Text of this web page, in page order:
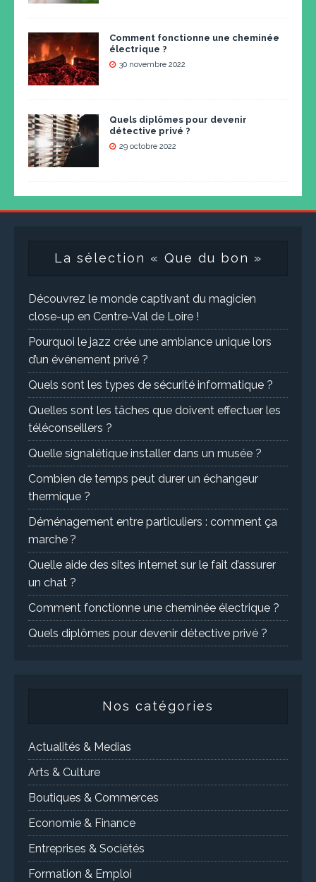
Comment fonctionne une cheminée
électrique ?
30 novembre 2022
Quels diplômes pour devenir
détective privé ?
29 octobre 2022
La sélection « Que du bon »
Découvrez le monde captivant du magicien
close-up en Centre-Val de Loire !
Pourquoi le jazz crée une ambiance unique lors
d’un événement privé ?
Quels sont les types de sécurité informatique ?
Quelles sont les tâches que doivent effectuer les
téléconseillers ?
Quelle signalétique installer dans un musée ?
Combien de temps peut durer un échangeur
thermique ?
Déménagement entre particuliers : comment ça
marche ?
Quelle aide des sites internet sur le fait d’assurer
un chat ?
Comment fonctionne une cheminée électrique ?
Quels diplômes pour devenir détective privé ?
Nos catégories
Actualités & Medias
Arts & Culture
Boutiques & Commerces
Economie & Finance
Entreprises & Sociétés
Formation & Emploi